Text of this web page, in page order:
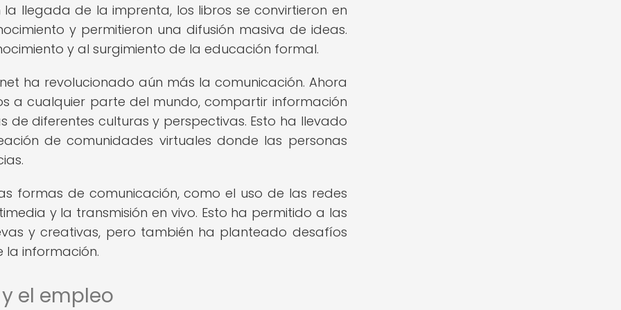
llegada de la imprenta, los libros se convirtieron en
y permitieron una difusión masiva de ideas.
y al surgimiento de la educación formal.
ha revolucionado aún más la comunicación. Ahora
a cualquier parte del mundo, compartir información
de diferentes culturas y perspectivas. Esto ha llevado
de comunidades virtuales donde las personas
formas de comunicación, como el uso de las redes
y la transmisión en vivo. Esto ha permitido a las
y creativas, pero también ha planteado desafíos
la información.
el empleo